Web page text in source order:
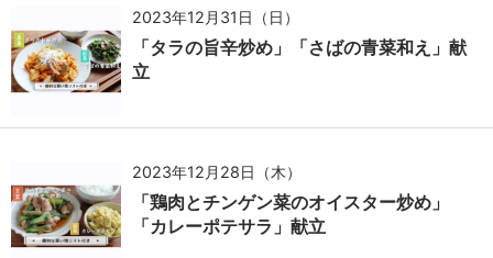
2023年12月31日（日）
「タラの旨辛炒め」「さばの青菜和え」献
立
2023年12月28日（木）
「鶏肉とチンゲン菜のオイスター炒め」
「カレーポテサラ」献立